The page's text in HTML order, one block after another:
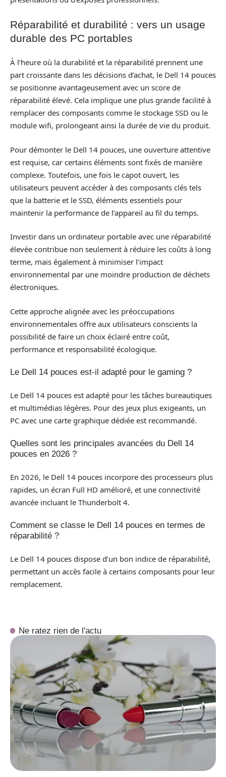
Réparabilité et durabilité : vers un usage
durable des PC portables
À l’heure où la durabilité et la réparabilité prennent une
part croissante dans les décisions d’achat, le Dell 14 pouces
se positionne avantageusement avec un score de
réparabilité élevé. Cela implique une plus grande facilité à
remplacer des composants comme le stockage SSD ou le
module wifi, prolongeant ainsi la durée de vie du produit.
Pour démonter le Dell 14 pouces, une ouverture attentive
est requise, car certains éléments sont fixés de manière
complexe. Toutefois, une fois le capot ouvert, les
utilisateurs peuvent accéder à des composants clés tels
que la batterie et le SSD, éléments essentiels pour
maintenir la performance de l’appareil au fil du temps.
Investir dans un ordinateur portable avec une réparabilité
élevée contribue non seulement à réduire les coûts à long
terme, mais également à minimiser l’impact
environnemental par une moindre production de déchets
électroniques.
Cette approche alignée avec les préoccupations
environnementales offre aux utilisateurs conscients la
possibilité de faire un choix éclairé entre coût,
performance et responsabilité écologique.
Le Dell 14 pouces est-il adapté pour le gaming ?
Le Dell 14 pouces est adapté pour les tâches bureautiques
et multimédias légères. Pour des jeux plus exigeants, un
PC avec une carte graphique dédiée est recommandé.
Quelles sont les principales avancées du Dell 14
pouces en 2026 ?
En 2026, le Dell 14 pouces incorpore des processeurs plus
rapides, un écran Full HD amélioré, et une connectivité
avancée incluant le Thunderbolt 4.
Comment se classe le Dell 14 pouces en termes de
réparabilité ?
Le Dell 14 pouces dispose d’un bon indice de réparabilité,
permettant un accès facile à certains composants pour leur
remplacement.
Ne ratez rien de l'actu